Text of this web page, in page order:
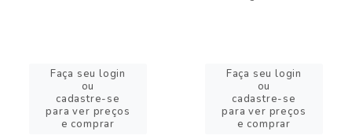
Faça seu login
ou
cadastre-se
para ver preços
e comprar
Faça seu login
ou
cadastre-se
para ver preços
e comprar